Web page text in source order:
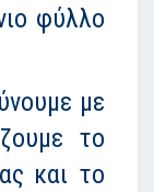
φύλλο
με
το
και το